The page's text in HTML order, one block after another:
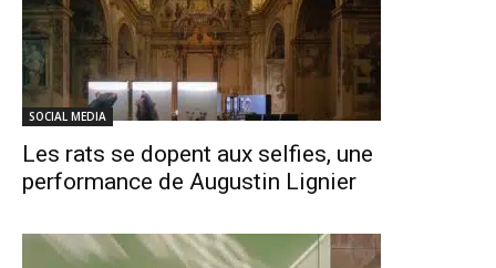
SOCIAL MEDIA
Les rats se dopent aux selfies, une
performance de Augustin Lignier